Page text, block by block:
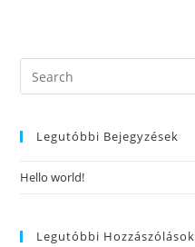
Legutóbbi Bejegyzések
Hello world!
Legutóbbi Hozzászólások